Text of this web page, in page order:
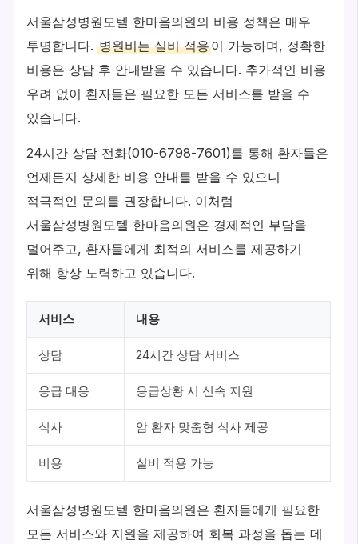
서울삼성병원모텔 한마음의원의 비용 정책은 매우
투명합니다.병원비는 실비 적용이 가능하며, 정확한
비용은 상담 후 안내받을 수 있습니다. 추가적인 비용
우려 없이 환자들은 필요한 모든 서비스를 받을 수
있습니다.
24시간 상담 전화(010-6798-7601)를 통해 환자들은
언제든지 상세한 비용 안내를 받을 수 있으니
적극적인 문의를 권장합니다. 이처럼
서울삼성병원모텔 한마음의원은 경제적인 부담을
덜어주고, 환자들에게 최적의 서비스를 제공하기
위해 항상 노력하고 있습니다.
서비스 내용
상담 24시간 상담 서비스
응급 대응 응급상황 시 신속 지원
식사 암 환자 맞춤형 식사 제공
비용 실비 적용 가능
서울삼성병원모텔 한마음의원은 환자들에게 필요한
모든 서비스와 지원을 제공하여 회복 과정을 돕는 데